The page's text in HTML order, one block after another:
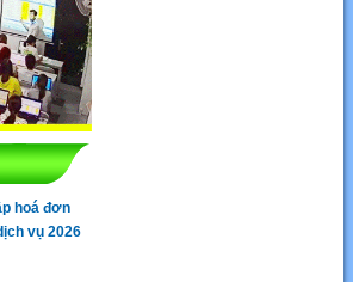
hoá đơn
vụ 2026